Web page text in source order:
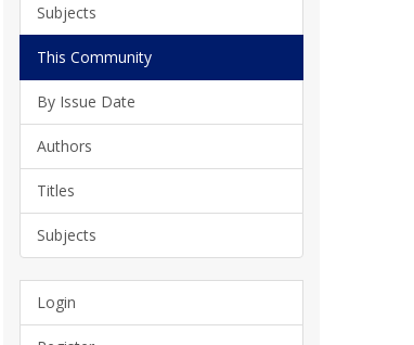
Subjects
This Community
By Issue Date
Authors
Titles
Subjects
Login